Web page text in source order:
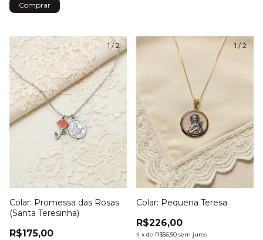
1/2
Colar: Promessa das Rosas
(Santa Teresinha)
R$175,00
1 /2
Colar: Pequena Teresa
R$226,00
4 x de R$56,50 sem juros